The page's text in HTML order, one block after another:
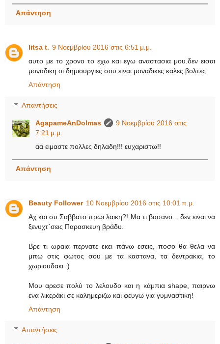
Απάντηση
litsa t. 9 Νοεμβρίου 2016 στις 6:51 μ.μ.
αυτο με το χρονο το εχω και εγω αναστασια μου.δεν εισαι
μοναδικη.οι δημιουργιες σου ειναι μοναδικες.καλες βολτες.
Απάντηση
Απαντήσεις
AgapameAnDolmas
9 Νοεμβρίου 2016 στις
7:21 μ.μ.
αα ειμαστε πολλες δηλαδη!!! ευχαριστω!!
Απάντηση
Beauty Follower 10 Νοεμβρίου 2016 στις 10:01 π.μ.
Αχ και συ Σαββατο πρωι λαικη?! Μα τι βασανο... δεν ειναι να
ξενυχτ΄σεις Παρασκευη βράδυ.
Βρε τι ωραια περνατε εκει πάνω εσεις, ποσο θα θελα να
μπω στις φωτος σου με τα καστανα, τα δεντρακια, το
χωριουδακι :)
Μου αρεσε πολύ το λελουδο και η κάμπια shape, παιρνω
ενα λικεράκι σε καλημεριζω και φευγω για γυμναστικη!
Απάντηση
Απαντήσεις